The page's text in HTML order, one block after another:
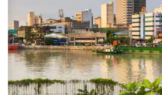
pomocou klávesov so šípkami nahor a nadol